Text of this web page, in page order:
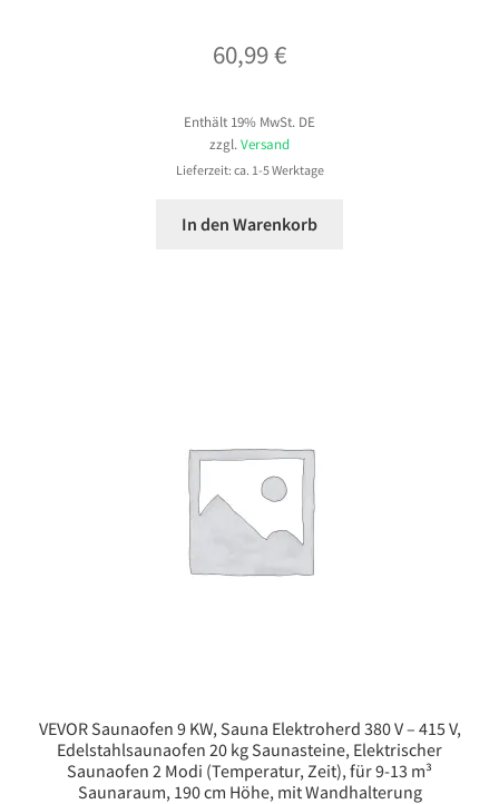
60,99€
Enthält 19% MwSt. DE
zzgl. Versand
Lieferzeit: ca. 1-5 Werktage
In den Warenkorb
VEVOR Saunaofen 9 KW, Sauna Elektroherd 380 V – 415 V,
Edelstahlsaunaofen 20 kg Saunasteine, Elektrischer
Saunaofen 2 Modi (Temperatur, Zeit), für 9-13 m³
Saunaraum, 190 cm Höhe, mit Wandhalterung